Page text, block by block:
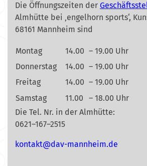
Die Öffnungszeiten der
Almhütte bei ‚engelhorn sports‘,
68161 Mannheim sind
Montag 14.00 – 19.00 Uhr
Donnerstag
14.00 – 19.00 Uhr
Freitag
14.00 – 19.00 Uhr
Samstag
11.00
– 18.00 Uhr
Die Tel. Nr. in der Almhütte:
0621–167–2515
ed.mi
ehnna
m-vad
@tkat
nok